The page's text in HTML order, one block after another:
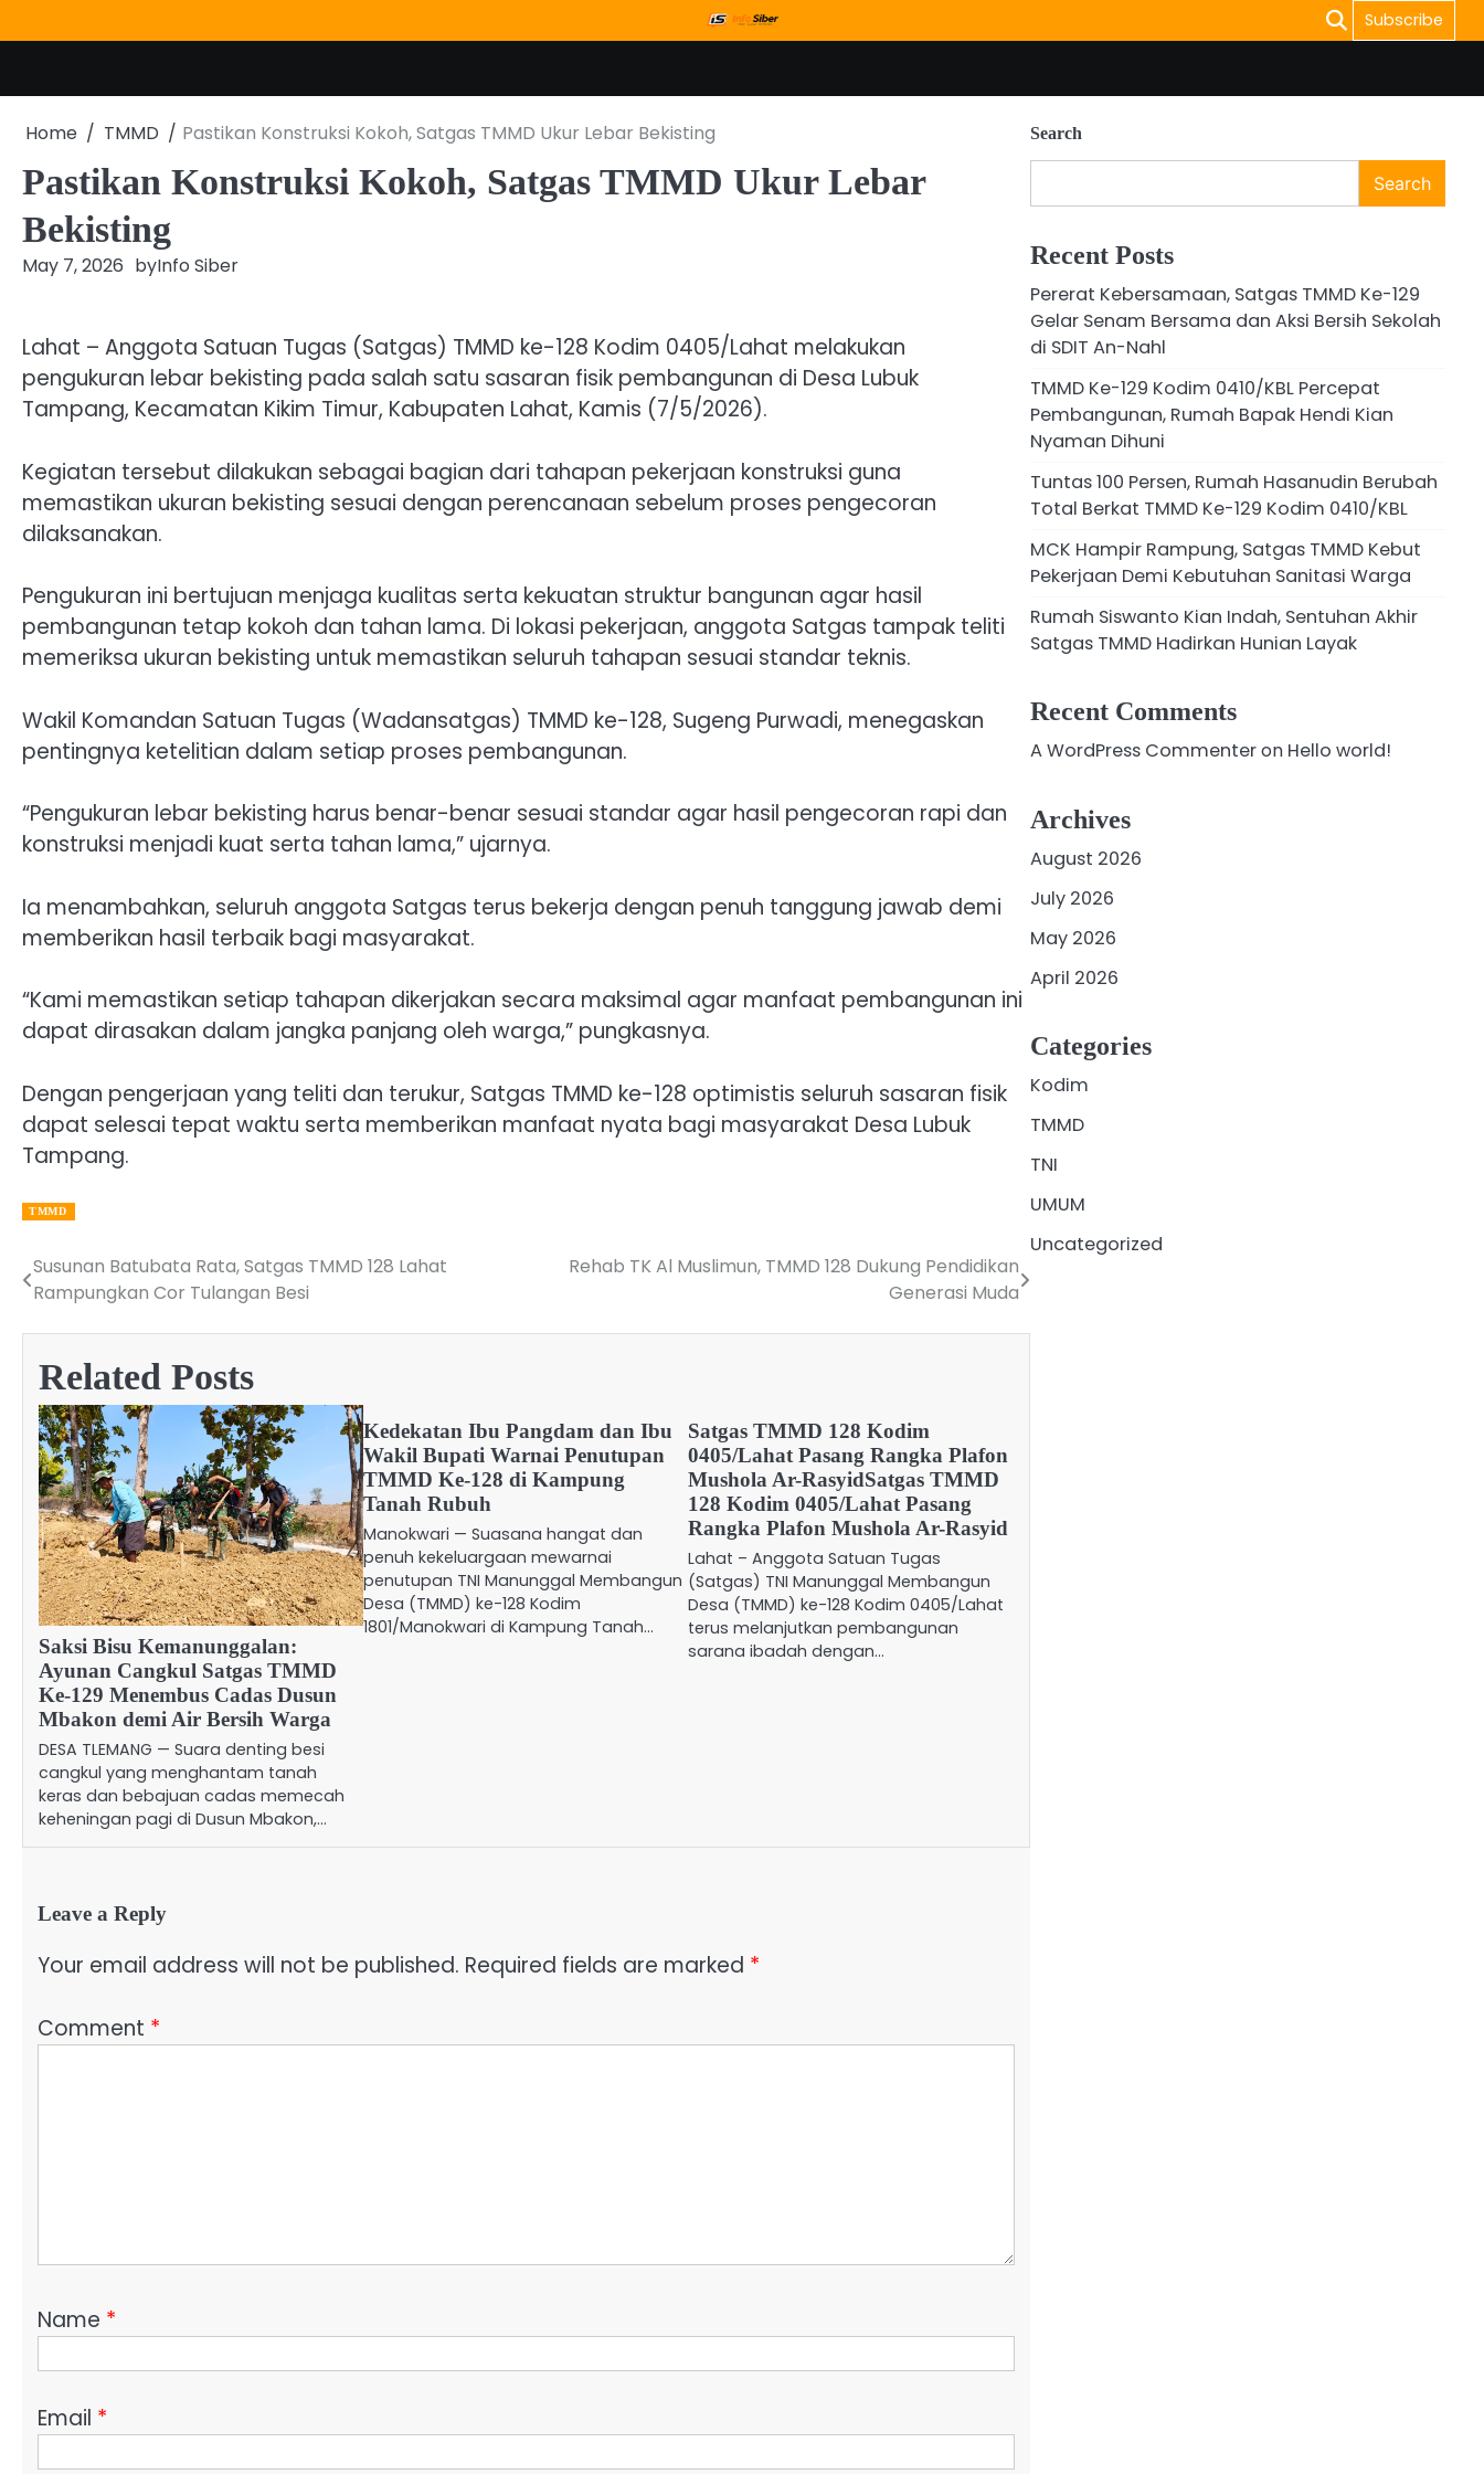
to
Subscribe
Home TMMD Pastikan Konstruksi Kokoh, Satgas TMMD Ukur Lebar Bekisting
Pastikan Konstruksi Kokoh, Satgas TMMD Ukur Lebar
Bekisting
May 7, 2026 byInfo Siber
Lahat – Anggota Satuan Tugas (Satgas) TMMD ke-128 Kodim 0405/Lahat melakukan
pengukuran lebar bekisting pada salah satu sasaran fisik pembangunan di Desa Lubuk
Tampang, Kecamatan Kikim Timur, Kabupaten Lahat, Kamis (7/5/2026).
Kegiatan tersebut dilakukan sebagai bagian dari tahapan pekerjaan konstruksi guna
memastikan ukuran bekisting sesuai dengan perencanaan sebelum proses pengecoran
dilaksanakan.
Pengukuran ini bertujuan menjaga kualitas serta kekuatan struktur bangunan agar hasil
pembangunan tetap kokoh dan tahan lama. Di lokasi pekerjaan, anggota Satgas tampak teliti
memeriksa ukuran bekisting untuk memastikan seluruh tahapan sesuai standar teknis.
Wakil Komandan Satuan Tugas (Wadansatgas) TMMD ke-128, Sugeng Purwadi, menegaskan
pentingnya ketelitian dalam setiap proses pembangunan.
“Pengukuran lebar bekisting harus benar-benar sesuai standar agar hasil pengecoran rapi dan
konstruksi menjadi kuat serta tahan lama,” ujarnya.
Ia menambahkan, seluruh anggota Satgas terus bekerja dengan penuh tanggung jawab demi
memberikan hasil terbaik bagi masyarakat.
“Kami memastikan setiap tahapan dikerjakan secara maksimal agar manfaat pembangunan ini
dapat dirasakan dalam jangka panjang oleh warga,” pungkasnya.
Dengan pengerjaan yang teliti dan terukur, Satgas TMMD ke-128 optimistis seluruh sasaran fisik
dapat selesai tepat waktu serta memberikan manfaat nyata bagi masyarakat Desa Lubuk
Tampang.
TMMD
Post
navigation
Susunan Batubata Rata, Satgas TMMD 128 Lahat
Rampungkan Cor Tulangan Besi
Rehab TK Al Muslimun, TMMD 128 Dukung Pendidikan
Generasi Muda
Related Posts
Saksi Bisu Kemanunggalan:
Ayunan Cangkul Satgas TMMD
Ke-129 Menembus Cadas Dusun
Mbakon demi Air Bersih Warga
DESA TLEMANG — Suara denting besi
cangkul yang menghantam tanah
keras dan bebajuan cadas memecah
keheningan pagi di Dusun Mbakon,…
Kedekatan Ibu Pangdam dan Ibu
Wakil Bupati Warnai Penutupan
TMMD Ke-128 di Kampung
Tanah Rubuh
Manokwari — Suasana hangat dan
penuh kekeluargaan mewarnai
penutupan TNI Manunggal Membangun
Desa (TMMD) ke-128 Kodim
1801/Manokwari di Kampung Tanah…
Satgas TMMD 128 Kodim
0405/Lahat Pasang Rangka Plafon
Mushola Ar-RasyidSatgas TMMD
128 Kodim 0405/Lahat Pasang
Rangka Plafon Mushola Ar-Rasyid
Lahat – Anggota Satuan Tugas
(Satgas) TNI Manunggal Membangun
Desa (TMMD) ke-128 Kodim 0405/Lahat
terus melanjutkan pembangunan
sarana ibadah dengan…
Leave a Reply
Your email address will not be published. Required fields are marked *
Comment *
Name *
Email *
Search
Search
Recent Posts
Pererat Kebersamaan, Satgas TMMD Ke-129
Gelar Senam Bersama dan Aksi Bersih Sekolah
di SDIT An-Nahl
TMMD Ke-129 Kodim 0410/KBL Percepat
Pembangunan, Rumah Bapak Hendi Kian
Nyaman Dihuni
Tuntas 100 Persen, Rumah Hasanudin Berubah
Total Berkat TMMD Ke-129 Kodim 0410/KBL
MCK Hampir Rampung, Satgas TMMD Kebut
Pekerjaan Demi Kebutuhan Sanitasi Warga
Rumah Siswanto Kian Indah, Sentuhan Akhir
Satgas TMMD Hadirkan Hunian Layak
Recent Comments
A WordPress Commenteron Hello world!
Archives
August 2026
July 2026
May 2026
April 2026
Categories
Kodim
TMMD
TNI
UMUM
Uncategorized